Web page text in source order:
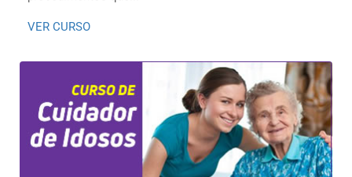
VER CURSO